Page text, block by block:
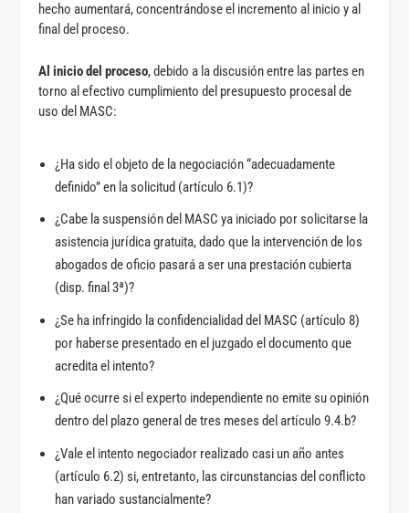
hecho aumentará, concentrándose el incremento al inicio y al
final del proceso.
Al inicio del proceso, debido a la discusión entre las partes en
torno al efectivo cumplimiento del presupuesto procesal de
uso del MASC:
¿Ha sido el objeto de la negociación “adecuadamente
definido” en la solicitud (artículo 6.1)?
¿Cabe la suspensión del MASC ya iniciado por solicitarse la
asistencia jurídica gratuita, dado que la intervención de los
abogados de oficio pasará a ser una prestación cubierta
(disp. final 3ª)?
¿Se ha infringido la confidencialidad del MASC (artículo 8)
por haberse presentado en el juzgado el documento que
acredita el intento?
¿Qué ocurre si el experto independiente no emite su opinión
dentro del plazo general de tres meses del artículo 9.4.b?
¿Vale el intento negociador realizado casi un año antes
(artículo 6.2) si, entretanto, las circunstancias del conflicto
han variado sustancialmente?